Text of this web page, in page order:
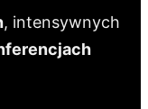
, intensywnych